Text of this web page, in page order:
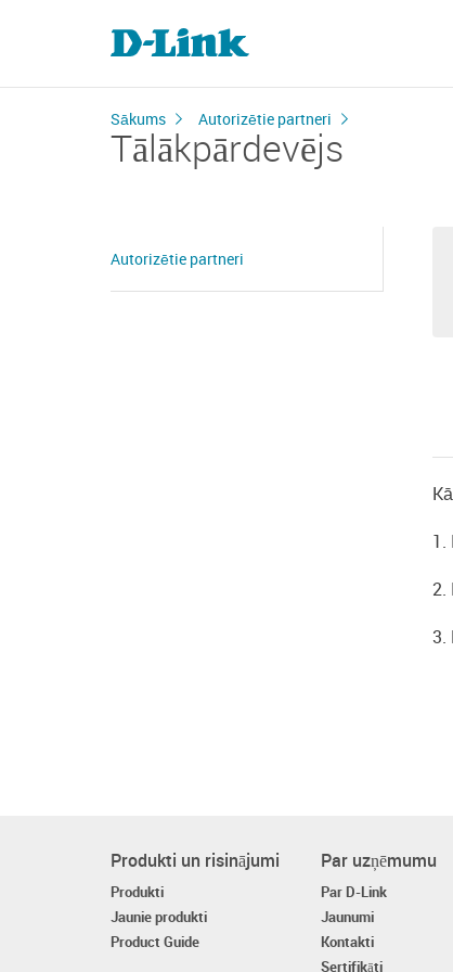
Sākums Autorizētie partneri
Tālākpārdevējs
Autorizētie partneri
1.
2.
3.
Produkti un risinājumi
Produkti
Jaunie produkti
Product Guide
Par uzņēmumu
Par D-Link
Jaunumi
Kontakti
Sertifikāti